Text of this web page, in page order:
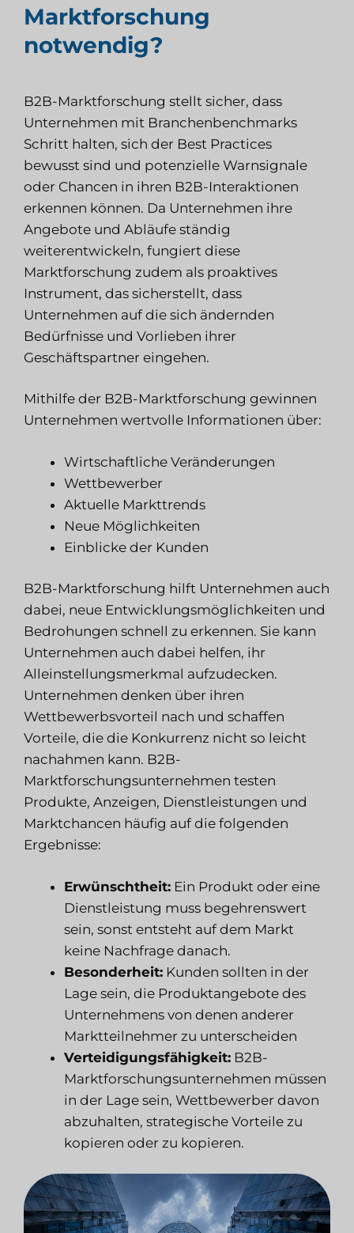
Marktforschung
notwendig?
B2B-Marktforschung stellt sicher, dass
Unternehmen mit Branchenbenchmarks
Schritt halten, sich der Best Practices
bewusst sind und potenzielle Warnsignale
oder Chancen in ihren B2B-Interaktionen
erkennen können. Da Unternehmen ihre
Angebote und Abläufe ständig
weiterentwickeln, fungiert diese
Marktforschung zudem als proaktives
Instrument, das sicherstellt, dass
Unternehmen auf die sich ändernden
Bedürfnisse und Vorlieben ihrer
Geschäftspartner eingehen.
Mithilfe der B2B-Marktforschung gewinnen
Unternehmen wertvolle Informationen über:
Wirtschaftliche Veränderungen
Wettbewerber
Aktuelle Markttrends
Neue Möglichkeiten
Einblicke der Kunden
B2B-Marktforschung hilft Unternehmen auch
dabei, neue Entwicklungsmöglichkeiten und
Bedrohungen schnell zu erkennen. Sie kann
Unternehmen auch dabei helfen, ihr
Alleinstellungsmerkmal aufzudecken.
Unternehmen denken über ihren
Wettbewerbsvorteil nach und schaffen
Vorteile, die die Konkurrenz nicht so leicht
nachahmen kann. B2B-
Marktforschungsunternehmen testen
Produkte, Anzeigen, Dienstleistungen und
Marktchancen häufig auf die folgenden
Ergebnisse:
Erwünschtheit: Ein Produkt oder eine
Dienstleistung muss begehrenswert
sein, sonst entsteht auf dem Markt
keine Nachfrage danach.
Besonderheit: Kunden sollten in der
Lage sein, die Produktangebote des
Unternehmens von denen anderer
Marktteilnehmer zu unterscheiden
Verteidigungsfähigkeit: B2B-
Marktforschungsunternehmen müssen
in der Lage sein, Wettbewerber davon
abzuhalten, strategische Vorteile zu
kopieren oder zu kopieren.